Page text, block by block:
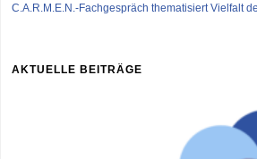
C.A.R.M.E.N.-Fachgespräch thematisiert Vielfalt
AKTUELLE BEITRÄGE